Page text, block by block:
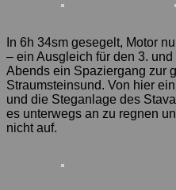
In 6h 34sm gesegelt, Motor
– ein Ausgleich für den 3. und
Abends ein Spaziergang zur
Straumsteinsund. Von hier
und die Steganlage des
es unterwegs an zu regnen
nicht auf.